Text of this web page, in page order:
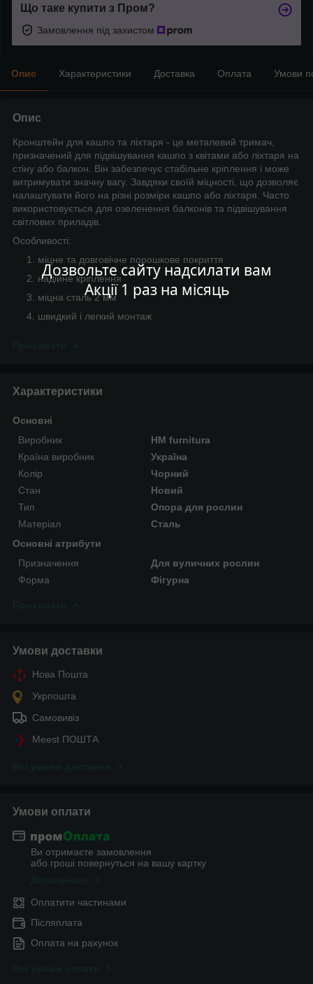
Дозвольте сайту надсилати вам
Акції 1 раз на місяць
Що таке купити з Пром?
Замовлення під захистом
Опис Характеристики Доставка Оплата Умови
Опис
Кронштейн для кашпо та ліхтаря - це металевий тримач,
призначений для підвішування кашпо з квітами або ліхтаря на
стіну або балкон. Він забезпечує стабільне кріплення і може
витримувати значну вагу. Завдяки своїй міцності, що дозволяє
налаштувати його на різні розміри кашпо або ліхтаря. Часто
використовується для озеленення балконів та підвішування
світлових приладів.
Особливості:
міцне та довговічне порошкове покриття
надійне кріплення
міцна сталь 2 мм
швидкий і легкий монтаж
Характеристики
Основні
Виробник
HM furnitura
Країна виробник
Україна
Колір
Чорний
Стан
Новий
Тип
Опора для рослин
Матеріал
Сталь
Основні атрибути
Призначення
Для вуличних рослин
Форма
Фігурна
Умови доставки
Нова Пошта
Укрпошта
Самовивіз
Meest ПОШТА
Умови оплати
Ви отримаєте замовлення
або гроші повернуться на вашу картку
Оплатити частинами
Післяплата
Оплата на рахунок